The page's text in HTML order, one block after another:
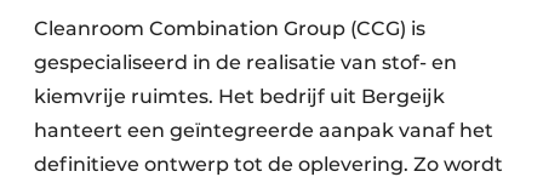
Cleanroom Combination Group (CCG) is
gespecialiseerd in de realisatie van stof- en
kiemvrije ruimtes. Het bedrijf uit Bergeijk
hanteert een geïntegreerde aanpak vanaf het
definitieve ontwerp tot de oplevering. Zo wordt